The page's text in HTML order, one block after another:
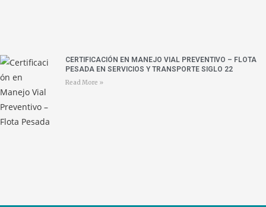
CERTIFICACIÓN EN MANEJO VIAL PREVENTIVO – FLOTA
PESADA EN SERVICIOS Y TRANSPORTE SIGLO 22
Read More »